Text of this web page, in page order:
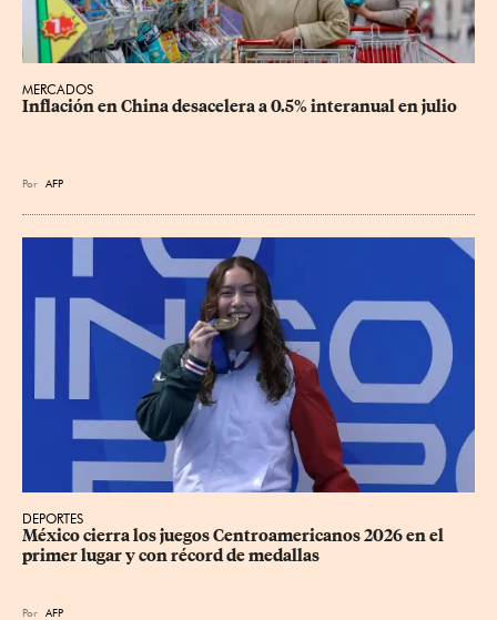
MERCADOS
Inflación en China desacelera a 0.5% interanual en julio
Por AFP
DEPORTES
México cierra los juegos Centroamericanos 2026 en el
primer lugar y con récord de medallas
Por AFP